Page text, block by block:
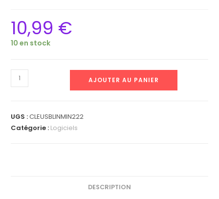
10,99 €
10 en stock
AJOUTER AU PANIER
UGS :CLEUSBLINMIN222
Catégorie : Logiciels
DESCRIPTION